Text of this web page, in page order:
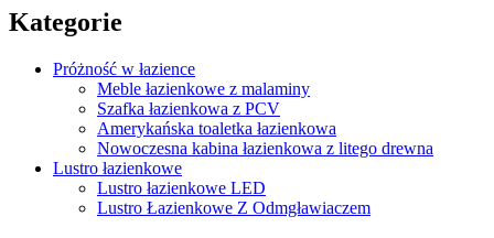
Kategorie
Próżność w łazience
Meble łazienkowe z malaminy
Szafka łazienkowa z PCV
Amerykańska toaletka łazienkowa
Nowoczesna kabina łazienkowa z litego drewna
Lustro łazienkowe
Lustro łazienkowe LED
Lustro Łazienkowe Z Odmgławiaczem